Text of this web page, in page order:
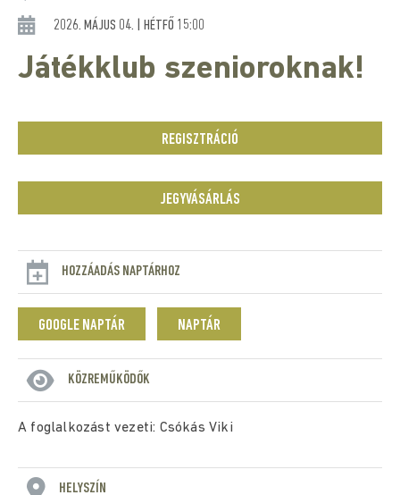
2026. MÁJUS 04. | HÉTFŐ 15:00
Játékklub szenioroknak!
REGISZTRÁCIÓ
JEGYVÁSÁRLÁS
HOZZÁADÁS NAPTÁRHOZ
GOOGLE NAPTÁR NAPTÁR
KÖZREMŰKÖDŐK
A foglalkozást vezeti: Csókás Viki
HELYSZÍN